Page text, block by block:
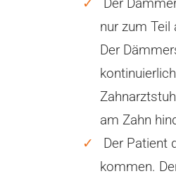
nur zum
Der
am Zahn
Der Patient
kommen.